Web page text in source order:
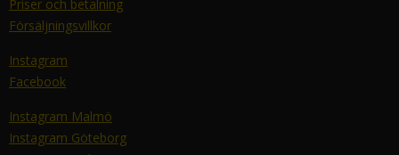
Priser och betalning
Försäljningsvillkor
Instagram
Facebook
Instagram Malmö
Instagram Göteborg